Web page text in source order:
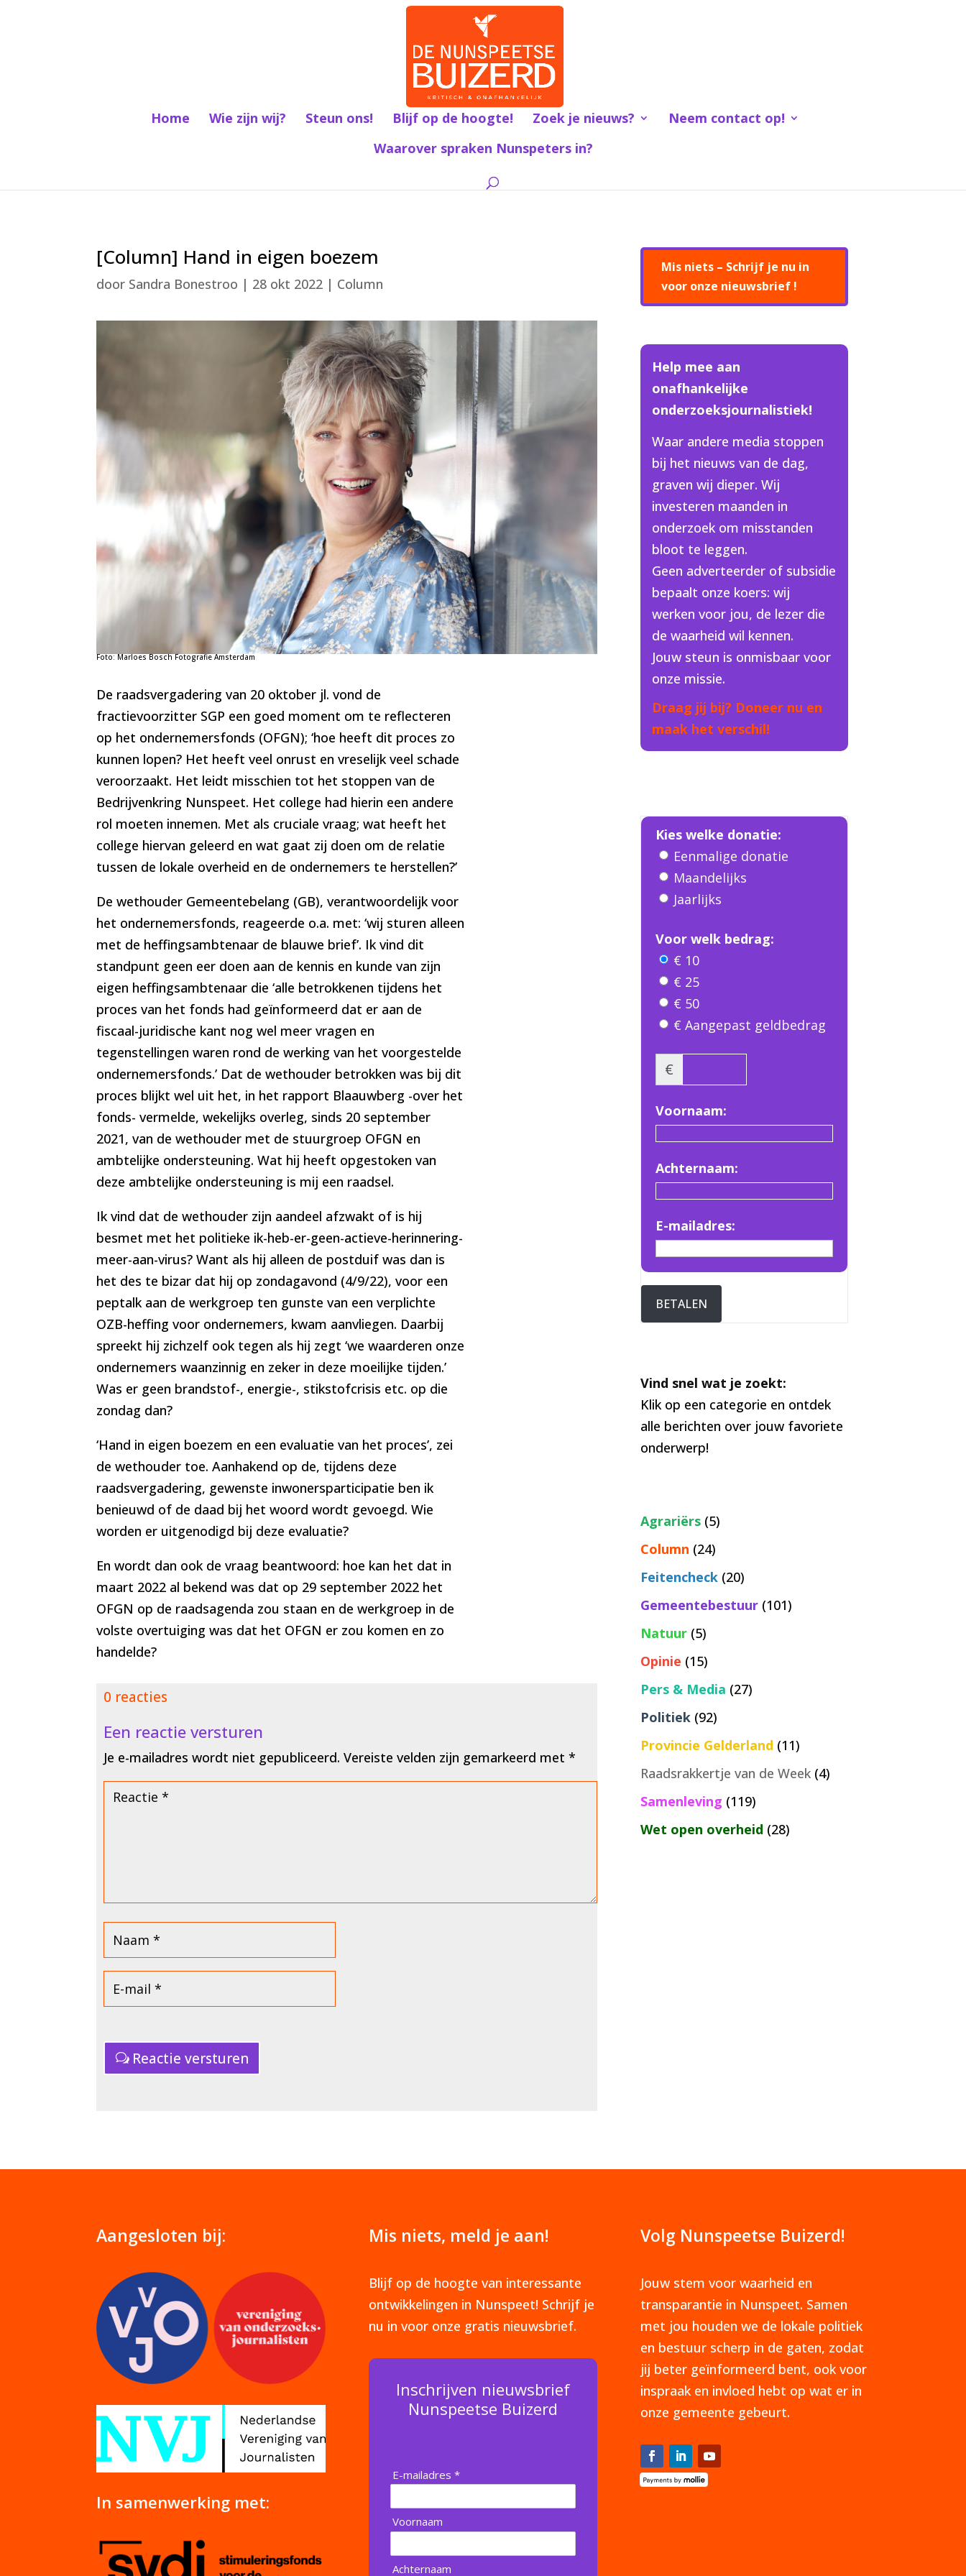
Home Wie zijn wij? Steun ons! Blijf op de hoogte! Zoek je nieuws?
Neem contact op!
Waarover spraken Nunspeters in?
[Column] Hand in eigen boezem
door Sandra Bonestroo | 28 okt 2022 | Column
Foto: Marloes Bosch Fotografie Amsterdam
De raadsvergadering van 20 oktober jl. vond de
fractievoorzitter SGP een goed moment om te reflecteren
op het ondernemersfonds (OFGN); ‘hoe heeft dit proces zo
kunnen lopen? Het heeft veel onrust en vreselijk veel schade
veroorzaakt. Het leidt misschien tot het stoppen van de
Bedrijvenkring Nunspeet. Het college had hierin een andere
rol moeten innemen. Met als cruciale vraag; wat heeft het
college hiervan geleerd en wat gaat zij doen om de relatie
tussen de lokale overheid en de ondernemers te herstellen?’
De wethouder Gemeentebelang (GB), verantwoordelijk voor
het ondernemersfonds, reageerde o.a. met: ‘wij sturen alleen
met de heffingsambtenaar de blauwe brief’. Ik vind dit
standpunt geen eer doen aan de kennis en kunde van zijn
eigen heffingsambtenaar die ‘alle betrokkenen tijdens het
proces van het fonds had geïnformeerd dat er aan de
fiscaal-juridische kant nog wel meer vragen en
tegenstellingen waren rond de werking van het voorgestelde
ondernemersfonds.’ Dat de wethouder betrokken was bij dit
proces blijkt wel uit het, in het rapport Blaauwberg -over het
fonds- vermelde, wekelijks overleg, sinds 20 september
2021, van de wethouder met de stuurgroep OFGN en
ambtelijke ondersteuning. Wat hij heeft opgestoken van
deze ambtelijke ondersteuning is mij een raadsel.
Ik vind dat de wethouder zijn aandeel afzwakt of is hij
besmet met het politieke ik-heb-er-geen-actieve-herinnering-
meer-aan-virus? Want als hij alleen de postduif was dan is
het des te bizar dat hij op zondagavond (4/9/22), voor een
peptalk aan de werkgroep ten gunste van een verplichte
OZB-heffing voor ondernemers, kwam aanvliegen. Daarbij
spreekt hij zichzelf ook tegen als hij zegt ‘we waarderen onze
ondernemers waanzinnig en zeker in deze moeilijke tijden.’
Was er geen brandstof-, energie-, stikstofcrisis etc. op die
zondag dan?
‘Hand in eigen boezem en een evaluatie van het proces’, zei
de wethouder toe. Aanhakend op de, tijdens deze
raadsvergadering, gewenste inwonersparticipatie ben ik
benieuwd of de daad bij het woord wordt gevoegd. Wie
worden er uitgenodigd bij deze evaluatie?
En wordt dan ook de vraag beantwoord: hoe kan het dat in
maart 2022 al bekend was dat op 29 september 2022 het
OFGN op de raadsagenda zou staan en de werkgroep in de
volste overtuiging was dat het OFGN er zou komen en zo
handelde?
0 reacties
Een reactie versturen
Je e-mailadres wordt niet gepubliceerd. Vereiste velden zijn gemarkeerd met*
Reactie versturen
Mis niets – Schrijf je nu in
voor onze nieuwsbrief !
Help mee aan
onafhankelijke
onderzoeksjournalistiek!
Waar andere media stoppen
bij het nieuws van de dag,
graven wij dieper. Wij
investeren maanden in
onderzoek om misstanden
bloot te leggen.
Geen adverteerder of subsidie
bepaalt onze koers: wij
werken voor jou, de lezer die
de waarheid wil kennen.
Jouw steun is onmisbaar voor
onze missie.
Draag jij bij? Doneer nu en
maak het verschil!
Kies welke donatie:
Eenmalige donatie
Maandelijks
Jaarlijks
Voor welk bedrag:
€ 10
€ 25
€ 50
€ Aangepast geldbedrag
€
Voornaam:
Achternaam:
E-mailadres:
BETALEN
Vind snel wat je zoekt:
Klik op een categorie en ontdek
alle berichten over jouw favoriete
onderwerp!
Agrariërs(5)
Column (24)
Feitencheck(20)
Gemeentebestuur(101)
Natuur(5)
Opinie (15)
Pers & Media (27)
Politiek(92)
Provincie Gelderland (11)
Raadsrakkertje van de Week(4)
Samenleving (119)
Wet open overheid (28)
Aangesloten bij:
In samenwerking met:
Mis niets, meld je aan!
Blijf op de hoogte van interessante
ontwikkelingen in Nunspeet! Schrijf je
nu in voor onze gratis nieuwsbrief.
Inschrijven nieuwsbrief
Nunspeetse Buizerd
E-mailadres *
Voornaam
Achternaam
Volg Nunspeetse Buizerd!
Jouw stem voor waarheid en
transparantie in Nunspeet. Samen
met jou houden we de lokale politiek
en bestuur scherp in de gaten, zodat
jij beter geïnformeerd bent, ook voor
inspraak en invloed hebt op wat er in
onze gemeente gebeurt.